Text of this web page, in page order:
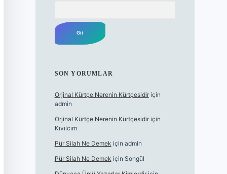
SON YORUMLAR
Orjinal Kürtçe Nerenin Kürtçesidiriçin
admin
Orjinal Kürtçe Nerenin Kürtçesidiriçin
Kıvılcım
Pür Silah Ne Demek için admin
Pür Silah Ne Demek için Songül